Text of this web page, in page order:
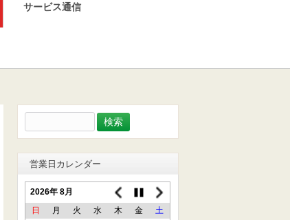
サービス通信
索:
営業日カレンダー
2026年 8月
日
月 火 水 木 金
土